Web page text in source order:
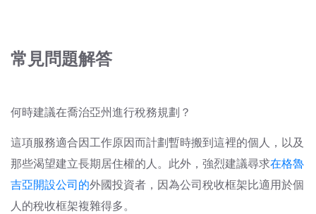
常見問題解答
何時建議在喬治亞州進行稅務規劃？
這項服務適合因工作原因而計劃暫時搬到這裡的個人，以及
那些渴望建立長期居住權的人。此外，強烈建議尋求在格魯
吉亞開設公司的外國投資者 ，因為公司稅收框架比適用於個
人的稅收框架複雜得多。